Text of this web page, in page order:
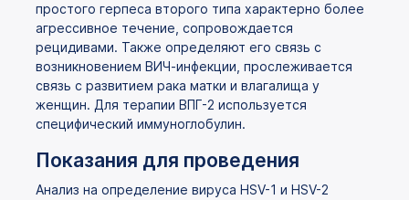
простого герпеса второго типа характерно более
агрессивное течение, сопровождается
рецидивами. Также определяют его связь с
возникновением ВИЧ-инфекции, прослеживается
связь с развитием рака матки и влагалища у
женщин. Для терапии ВПГ-2 используется
специфический иммуноглобулин.
Показания для проведения
Анализ на определение вируса HSV-1 и HSV-2